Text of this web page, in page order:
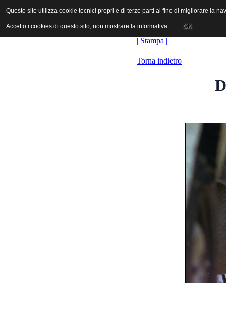
ANICA | Associazione Nazionale Industrie Cinematografiche
| Stampa |
Torna indietro
Questo sito utilizza cookie tecnici propri e di terze parti al fine di migliorare la
Accetto i cookies di questo sito, non mostrare la informativa. OK
Questo sito utilizza cookie tecnici propri e di terze parti al fine di migliorare la
Accetto i cookies di questo sito, non mostrare la informativa. OK